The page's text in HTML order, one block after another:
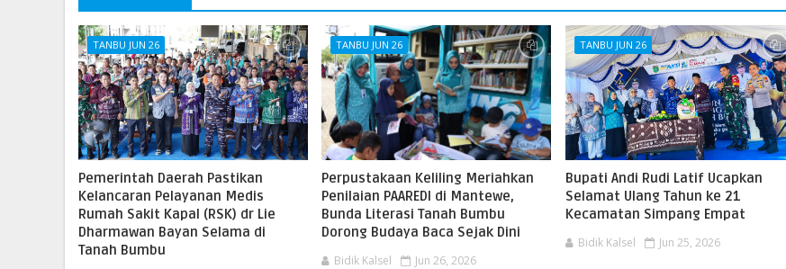
TANBU JUN 26
Pemerintah Daerah Pastikan
Kelancaran Pelayanan Medis
Rumah Sakit Kapal (RSK) dr Lie
Dharmawan Bayan Selama di
Tanah Bumbu
TANBU JUN 26
Perpustakaan Keliling Meriahkan
Penilaian PAAREDI di Mantewe,
Bunda Literasi Tanah Bumbu
Dorong Budaya Baca Sejak Dini
Bidik Kalsel Jun 26, 2026
TANBU JUN 26
Bupati Andi Rudi Latif Ucapkan
Selamat Ulang Tahun ke 21
Kecamatan Simpang Empat
Bidik Kalsel Jun 25, 2026